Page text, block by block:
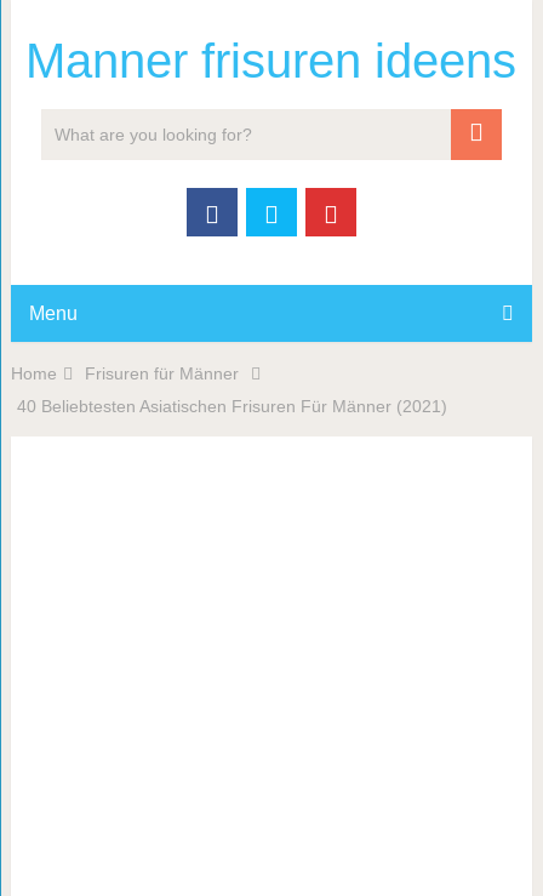
Manner frisuren ideens
Menu
Home
Frisuren für Männer
40 Beliebtesten Asiatischen Frisuren Für Männer (2021)